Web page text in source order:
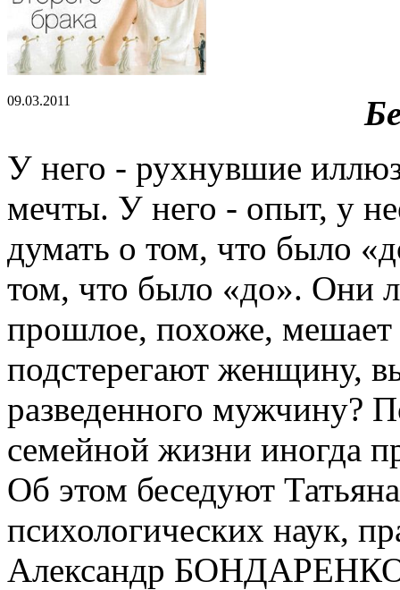
09.03.2011
У него - рухнувшие
мечты. У него - опыт, у
думать о том, что было
том, что было «до». Они
прошлое, похоже,
подстерегают женщину,
разведенного мужчину?
семейной жизни иногда
Об этом беседуют
психологических наук,
Александр